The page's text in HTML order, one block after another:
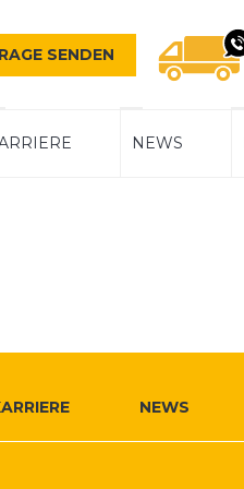
SENDEN
NEWS
NEWS